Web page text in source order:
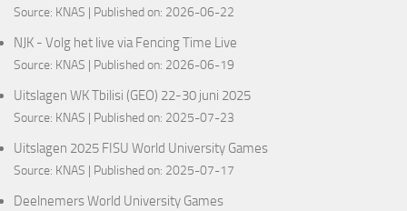
Source: KNAS Published on: 2026-06-22
NJK - Volg het live via Fencing Time Live
Source: KNAS Published on: 2026-06-19
Uitslagen WK Tbilisi (GEO) 22-30 juni 2025
Source: KNAS Published on: 2025-07-23
Uitslagen 2025 FISU World University Games
Source: KNAS Published on: 2025-07-17
Deelnemers World University Games